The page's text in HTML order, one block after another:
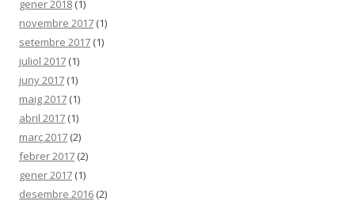
gener 2018 (1)
novembre 2017 (1)
setembre 2017 (1)
juliol 2017 (1)
juny 2017 (1)
maig 2017 (1)
abril 2017 (1)
març 2017 (2)
febrer 2017 (2)
gener 2017 (1)
desembre 2016 (2)